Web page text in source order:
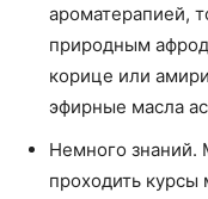
ароматерапией,
природным
корице или
эфирные масла
Немного знаний.
проходить курсы